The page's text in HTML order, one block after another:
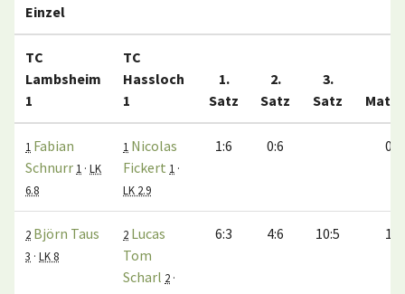
Einzel
TC
Lambsheim
1
TC
Hassloch
1
1.
Satz
2.
Satz
3.
Satz
1 Fabian
Schnurr 1 · LK
6.8
1 Nicolas
Fickert 1 ·
LK 2.9
1:6 0:6 0:1
2 Björn Taus
3 · LK 8
2 Lucas
Tom
Scharl 2 ·
6:3 4:6 10:5 1:0